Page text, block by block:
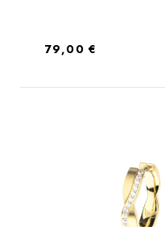
Regulärer Preis:
79,00 €